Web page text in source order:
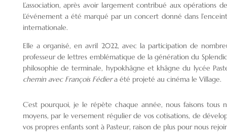
L’association, après avoir largement contribué aux
L’événement a été marqué par un concert donné dans
internationale.
Elle a organisé, en avril 2022, avec la participation de
professeur de lettres emblématique de la génération du
philosophie de terminale, hypokhâgne et khâgne du lycée
chemin avec François Fédiera été projeté au cinéma le Village.
C’est pourquoi, je le répète chaque année, nous faisons
moyens, par le versement régulier de vos cotisations, de
vos propres enfants sont à Pasteur, raison de plus pour nous